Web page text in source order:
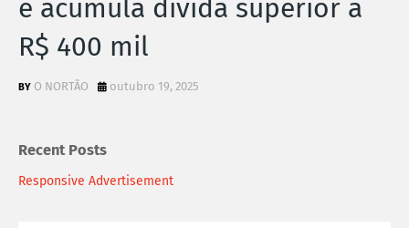
e acumula dívida superior a
R$ 400 mil
O NORTÃO outubro 19, 2025
Recent Posts
Responsive Advertisement